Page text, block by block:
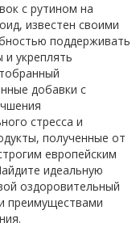
с рутином на
известен своими
поддерживать
и укреплять
добавки с
стресса и
полученные от
европейским
идеальную
оздоровительный
преимуществами